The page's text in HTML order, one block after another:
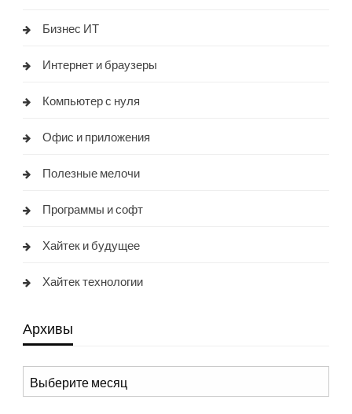
Бизнес ИТ
Интернет и браузеры
Компьютер с нуля
Офис и приложения
Полезные мелочи
Программы и софт
Хайтек и будущее
Хайтек технологии
Архивы
Архивы